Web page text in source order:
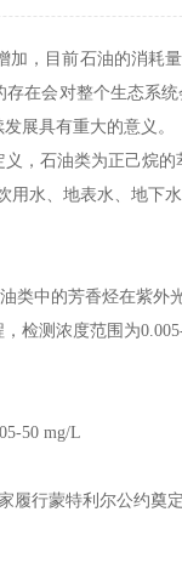
加，目前石油的消耗
在会对整个生态系
展具有重大的意义。
，石油类为正己烷的
水、地表水、地下
中的芳香烃在紫外
检测浓度范围为
50 mg/L
履行蒙特利尔公约奠